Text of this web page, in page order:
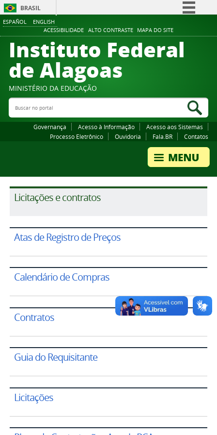
ESPAÑOL ENGLISH
ACESSIBILIDADE ALTO CONTRASTE MAPA DO SITE
BRASIL
Comunica BR
Participe
Canais
Instituto Federal
de Alagoas
MINISTÉRIO DA EDUCAÇÃO
Buscar no portal
Governança Acesso à Informação
Acesso aos Sistemas
Processo Eletrônico
Ouvidoria Fala.BR Contatos
Licitações e contratos
Atas de Registro de Preços
Calendário de Compras
Contratos
Guia do Requisitante
Licitações